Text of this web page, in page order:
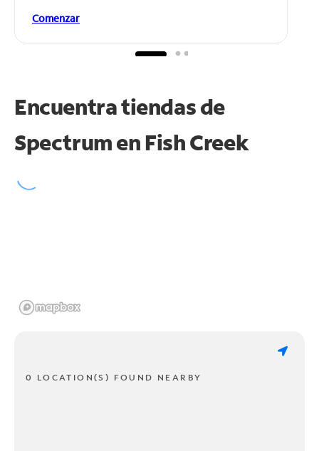
Comenzar
Encuentra tiendas de
Spectrum en Fish Creek
0 LOCATION(S) FOUND NEARBY